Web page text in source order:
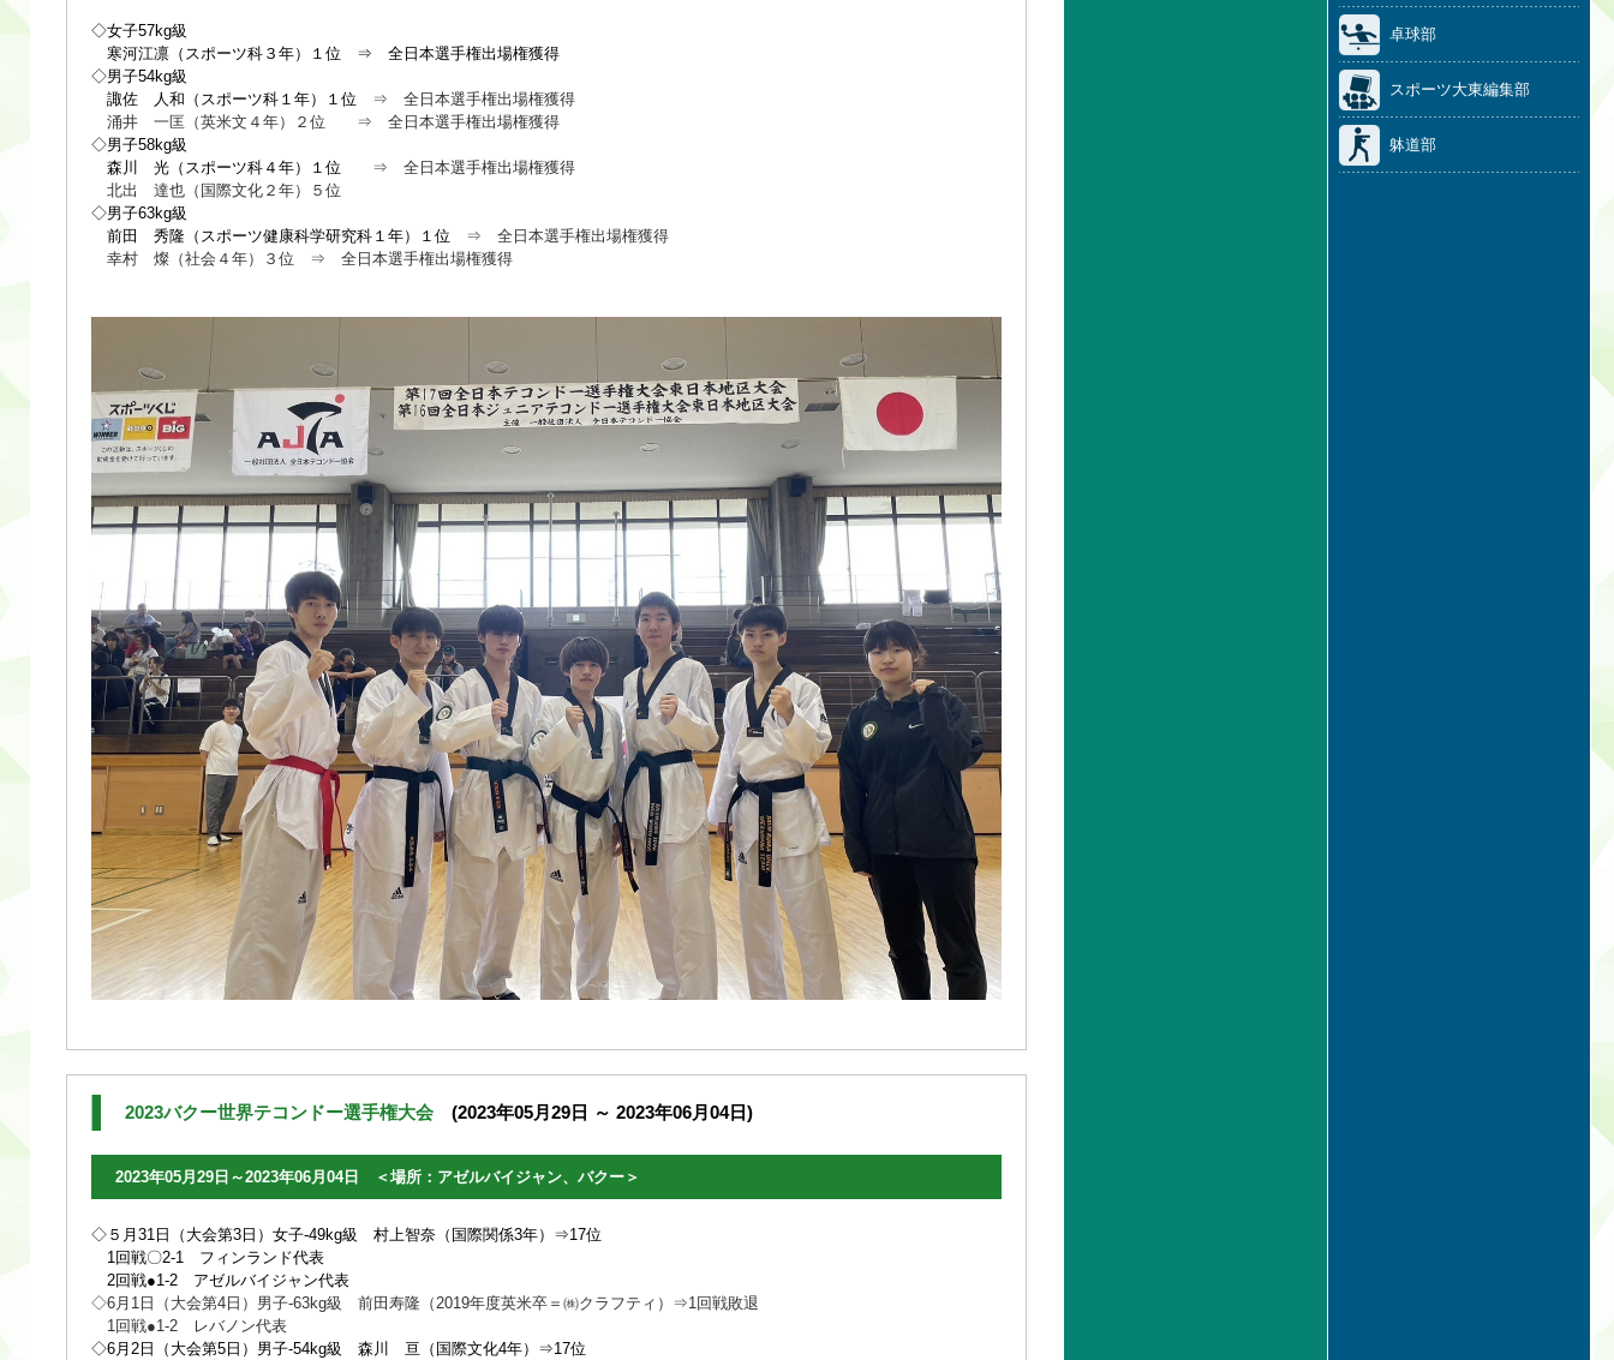
卓球部
スポーツ大東編集部
躰道部
◇女子57kg級
寒河江凛（スポーツ科３年）１位 ⇒ 全日本選手権出場権獲得
◇男子54kg級
諏佐 人和（スポーツ科１年）１位 ⇒ 全日本選手権出場権獲得
涌井 一匡（英米文４年）２位
⇒ 全日本選手権出場権獲得
◇男子58kg級
森川 光（スポーツ科４年）１位 ⇒ 全日本選手権出場権獲得
北出 達也（国際文化２年）５位
◇男子63kg級
前田 秀隆（スポーツ健康科学研究科１年）１位 ⇒ 全日本選手権出場権獲得
幸村 燦（社会４年）３位 ⇒ 全日本選手権出場権獲得
2023バクー世界テコンドー選手権大会 (2023年05月29日 ～ 2023年06月04日)
2023年05月29日～2023年06月04日 ＜場所：アゼルバイジャン、バクー＞
◇５月31日（大会第3日）女子-49kg級 村上智奈（国際関係3年）⇒17位
1回戦〇2-1 フィンランド代表
2回戦●1-2 アゼルバイジャン代表
◇6月1日（大会第4日）男子-63kg級 前田寿隆（2019年度英米卒＝㈱クラフティ）⇒1回戦敗退
1回戦●1-2 レバノン代表
◇6月2日（大会第5日）男子-54kg級 森川 亘（国際文化4年）⇒17位